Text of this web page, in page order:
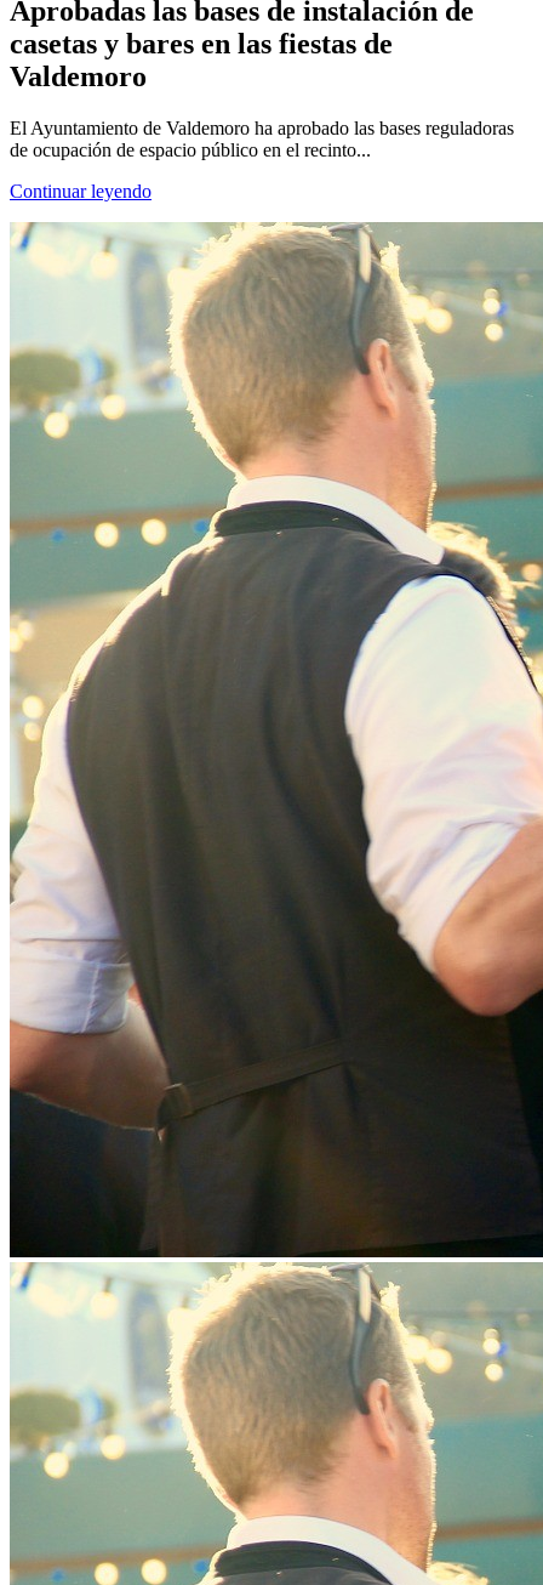
Aprobadas las bases de instalación de
casetas y bares en las fiestas de
Valdemoro
El Ayuntamiento de Valdemoro ha aprobado las bases reguladoras
de ocupación de espacio público en el recinto...
Continuar leyendo